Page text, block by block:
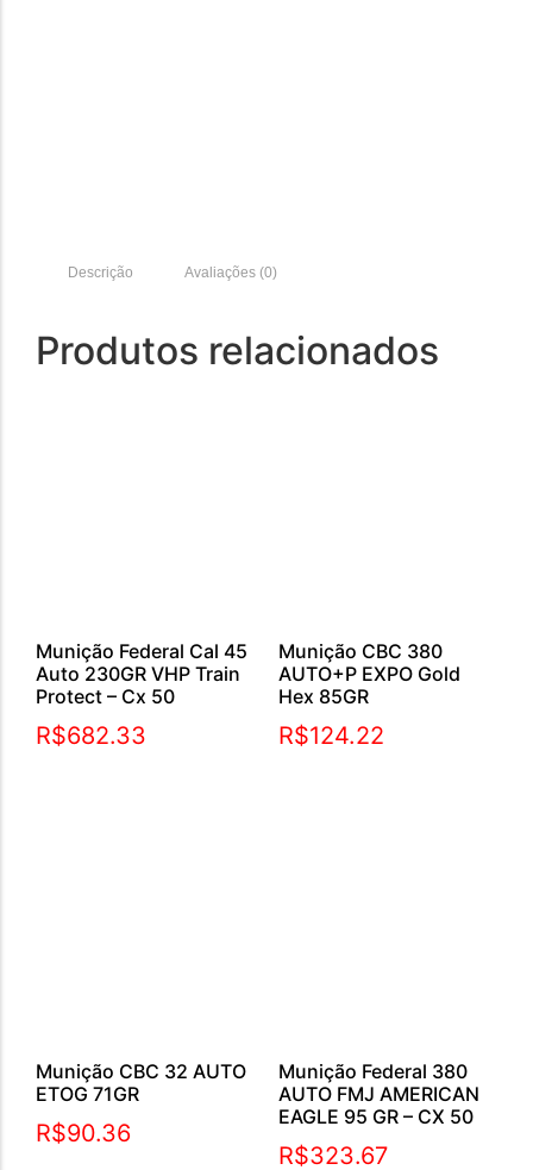
Descrição Avaliações (0)
Produtos relacionados
Munição Federal Cal 45
Auto 230GR VHP Train
Protect – Cx 50
R$682.33
Munição CBC 380
AUTO+P EXPO Gold
Hex 85GR
R$124.22
Munição CBC 32 AUTO
ETOG 71GR
R$90.36
Munição Federal 380
AUTO FMJ AMERICAN
EAGLE 95 GR – CX 50
R$323.67